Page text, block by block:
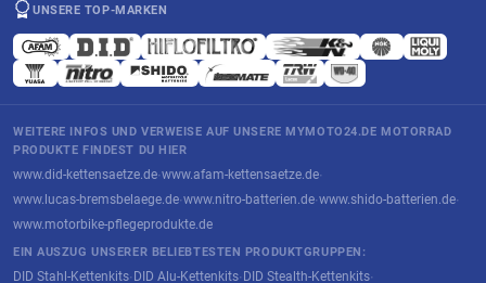
UNSERE TOP-MARKEN
WEITERE INFOS UND VERWEISE AUF UNSERE MYMOTO24.DE MOTORRAD
PRODUKTE FINDEST DU HIER
www.did-kettensaetze.de·www.afam-kettensaetze.de·
www.lucas-bremsbelaege.de·www.nitro-batterien.de·www.shido-batterien.de·
www.motorbike-pflegeprodukte.de
EIN AUSZUG UNSERER BELIEBTESTEN PRODUKTGRUPPEN:
DID Stahl-Kettenkits· DID Alu-Kettenkits· DID Stealth-Kettenkits·